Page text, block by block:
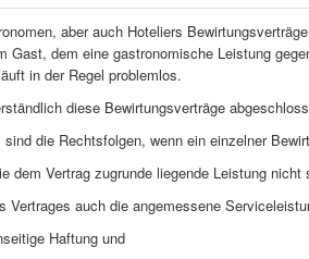
aber auch Hoteliers
Gast, dem eine gastronomische Leistung
in der Regel problemlos.
diese Bewirtungsverträge
die Rechtsfolgen, wenn ein einzelner
dem Vertrag zugrunde liegende Leistung
Vertrages auch die angemessene
Haftung und